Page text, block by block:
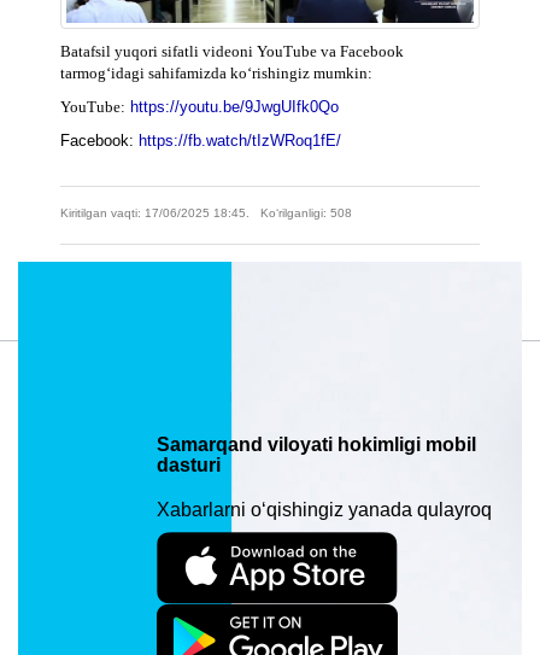
Batafsil yuqori sifatli videoni YouTube va Facebook
tarmog‘idagi sahifamizda ko‘rishingiz mumkin:
YouTube: https://youtu.be/9JwgUIfk0Qo
Facebook: https://fb.watch/tIzWRoq1fE/
Kiritilgan vaqti: 17/06/2025 18:45. Ko‘rilganligi: 508
Samarqand viloyati hokimligi mobil
dasturi
Xabarlarni o‘qishingiz yanada qulayroq